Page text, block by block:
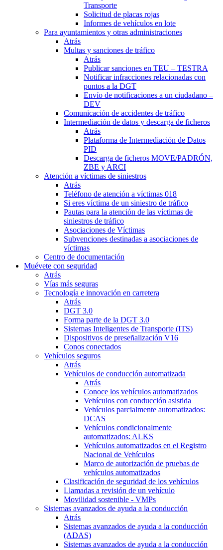
Transporte
Solicitud de placas rojas
Informes de vehículos en lote
Para ayuntamientos y otras administraciones
Atrás
Multas y sanciones de tráfico
Atrás
Publicar sanciones en TEU – TESTRA
Notificar infracciones relacionadas con
puntos a la DGT
Envío de notificaciones a un ciudadano –
DEV
Comunicación de accidentes de tráfico
Intermediación de datos y descarga de ficheros
Atrás
Plataforma de Intermediación de Datos
PID
Descarga de ficheros MOVE/PADRÓN,
ZBE y ARCI
Atención a víctimas de siniestros
Atrás
Teléfono de atención a víctimas 018
Si eres víctima de un siniestro de tráfico
Pautas para la atención de las víctimas de
siniestros de tráfico
Asociaciones de Víctimas
Subvenciones destinadas a asociaciones de
víctimas
Centro de documentación
Muévete con seguridad
Atrás
Vías más seguras
Tecnología e innovación en carretera
Atrás
DGT 3.0
Forma parte de la DGT 3.0
Sistemas Inteligentes de Transporte (ITS)
Dispositivos de preseñalización V16
Conos conectados
Vehículos seguros
Atrás
Vehículos de conducción automatizada
Atrás
Conoce los vehículos automatizados
Vehículos con conducción asistida
Vehículos parcialmente automatizados:
DCAS
Vehículos condicionalmente
automatizados: ALKS
Vehículos automatizados en el Registro
Nacional de Vehículos
Marco de autorización de pruebas de
vehículos automatizados
Clasificación de seguridad de los vehículos
Llamadas a revisión de un vehículo
Movilidad sostenible - VMPs
Sistemas avanzados de ayuda a la conducción
Atrás
Sistemas avanzados de ayuda a la conducción
(ADAS)
Sistemas avanzados de ayuda a la conducción